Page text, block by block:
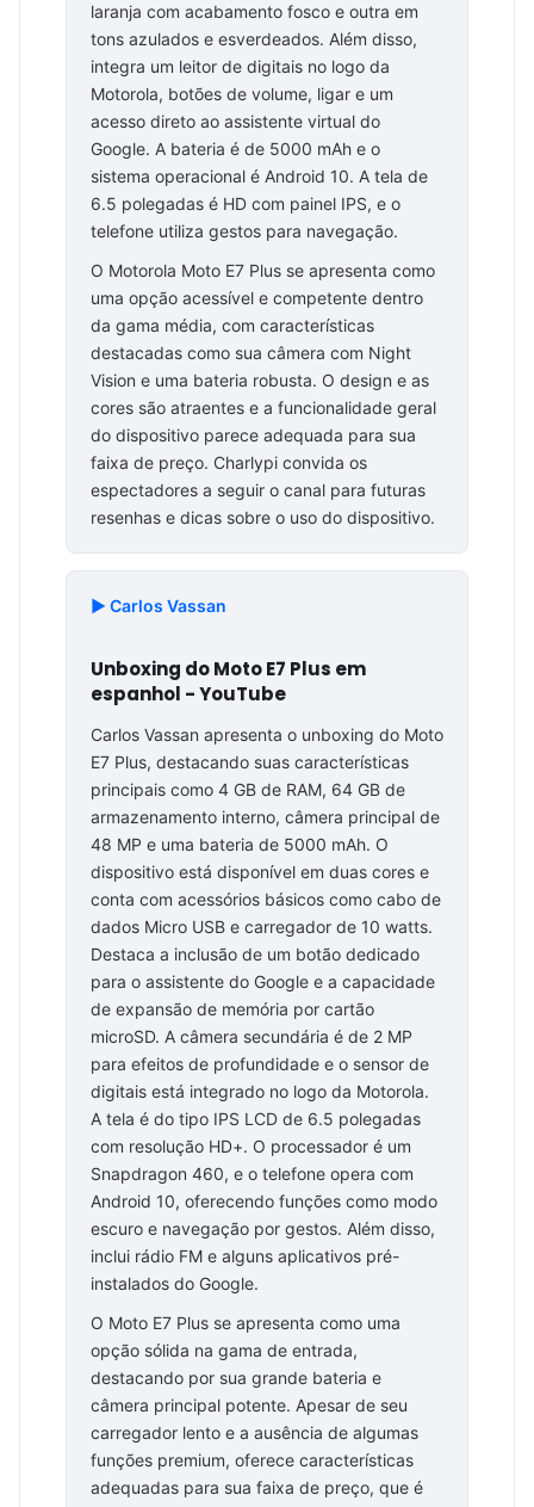
laranja com acabamento fosco e outra em
tons azulados e esverdeados. Além disso,
integra um leitor de digitais no logo da
Motorola, botões de volume, ligar e um
acesso direto ao assistente virtual do
Google. A bateria é de 5000 mAh e o
sistema operacional é Android 10. A tela de
6.5 polegadas é HD com painel IPS, e o
telefone utiliza gestos para navegação.
O Motorola Moto E7 Plus se apresenta como
uma opção acessível e competente dentro
da gama média, com características
destacadas como sua câmera com Night
Vision e uma bateria robusta. O design e as
cores são atraentes e a funcionalidade geral
do dispositivo parece adequada para sua
faixa de preço. Charlypi convida os
espectadores a seguir o canal para futuras
resenhas e dicas sobre o uso do dispositivo.
▶️ Carlos Vassan
Unboxing do Moto E7 Plus em
espanhol - YouTube
Carlos Vassan apresenta o unboxing do Moto
E7 Plus, destacando suas características
principais como 4 GB de RAM, 64 GB de
armazenamento interno, câmera principal de
48 MP e uma bateria de 5000 mAh. O
dispositivo está disponível em duas cores e
conta com acessórios básicos como cabo de
dados Micro USB e carregador de 10 watts.
Destaca a inclusão de um botão dedicado
para o assistente do Google e a capacidade
de expansão de memória por cartão
microSD. A câmera secundária é de 2 MP
para efeitos de profundidade e o sensor de
digitais está integrado no logo da Motorola.
A tela é do tipo IPS LCD de 6.5 polegadas
com resolução HD+. O processador é um
Snapdragon 460, e o telefone opera com
Android 10, oferecendo funções como modo
escuro e navegação por gestos. Além disso,
inclui rádio FM e alguns aplicativos pré-
instalados do Google.
O Moto E7 Plus se apresenta como uma
opção sólida na gama de entrada,
destacando por sua grande bateria e
câmera principal potente. Apesar de seu
carregador lento e a ausência de algumas
funções premium, oferece características
adequadas para sua faixa de preço, que é